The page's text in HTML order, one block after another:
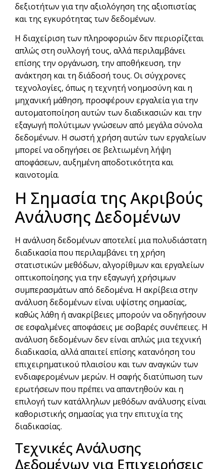
δεξιοτήτων για την αξιολόγηση της αξιοπιστίας
και της εγκυρότητας των δεδομένων.
Η διαχείριση των πληροφοριών δεν περιορίζεται
απλώς στη συλλογή τους, αλλά περιλαμβάνει
επίσης την οργάνωση, την αποθήκευση, την
ανάκτηση και τη διάδοσή τους. Οι σύγχρονες
τεχνολογίες, όπως η τεχνητή νοημοσύνη και η
μηχανική μάθηση, προσφέρουν εργαλεία για την
αυτοματοποίηση αυτών των διαδικασιών και την
εξαγωγή πολύτιμων γνώσεων από μεγάλα σύνολα
δεδομένων. Η σωστή χρήση αυτών των εργαλείων
μπορεί να οδηγήσει σε βελτιωμένη λήψη
αποφάσεων, αυξημένη αποδοτικότητα και
καινοτομία.
Η Σημασία της Ακριβούς
Ανάλυσης Δεδομένων
Η ανάλυση δεδομένων αποτελεί μια πολυδιάστατη
διαδικασία που περιλαμβάνει τη χρήση
στατιστικών μεθόδων, αλγορίθμων και εργαλείων
οπτικοποίησης για την εξαγωγή χρήσιμων
συμπερασμάτων από δεδομένα. Η ακρίβεια στην
ανάλυση δεδομένων είναι υψίστης σημασίας,
καθώς λάθη ή ανακρίβειες μπορούν να οδηγήσουν
σε εσφαλμένες αποφάσεις με σοβαρές συνέπειες. Η
ανάλυση δεδομένων δεν είναι απλώς μια τεχνική
διαδικασία, αλλά απαιτεί επίσης κατανόηση του
επιχειρηματικού πλαισίου και των αναγκών των
ενδιαφερομένων μερών. Η σαφής διατύπωση των
ερωτήσεων που πρέπει να απαντηθούν και η
επιλογή των κατάλληλων μεθόδων ανάλυσης είναι
καθοριστικής σημασίας για την επιτυχία της
διαδικασίας.
Τεχνικές Ανάλυσης
Δεδομένων για Επιχειρήσεις